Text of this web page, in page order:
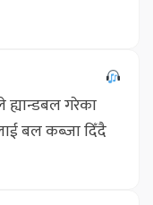
गरेका
बल कब्जा दिँदै